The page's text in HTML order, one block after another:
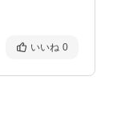
いいね 0